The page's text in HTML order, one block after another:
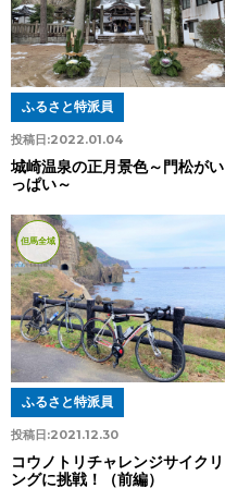
投稿日:2022.01.04
ふるさと特派員
城崎温泉の正月景色～門松がい
っぱい～
但馬全域
投稿日:2021.12.30
ふるさと特派員
コウノトリチャレンジサイクリ
ングに挑戦！（前編）